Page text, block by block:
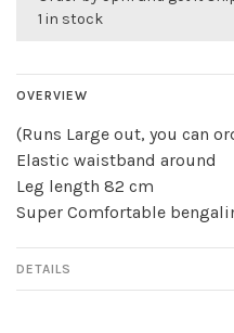
1 in stock
OVERVIEW
(Runs Large out, you can
Elastic waistband around
Leg length 82 cm
Super Comfortable
DETAILS